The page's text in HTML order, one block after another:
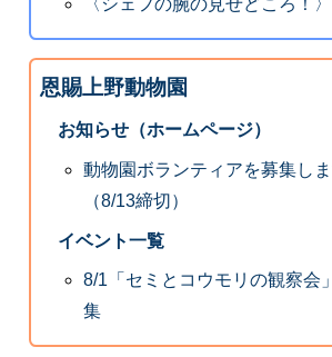
〈シェフの腕の見せどころ！〉
恩賜上野動物園
お知らせ（ホームページ）
動物園ボランティアを募集しま
（8/13締切）
イベント一覧
8/1「セミとコウモリの観察会
集